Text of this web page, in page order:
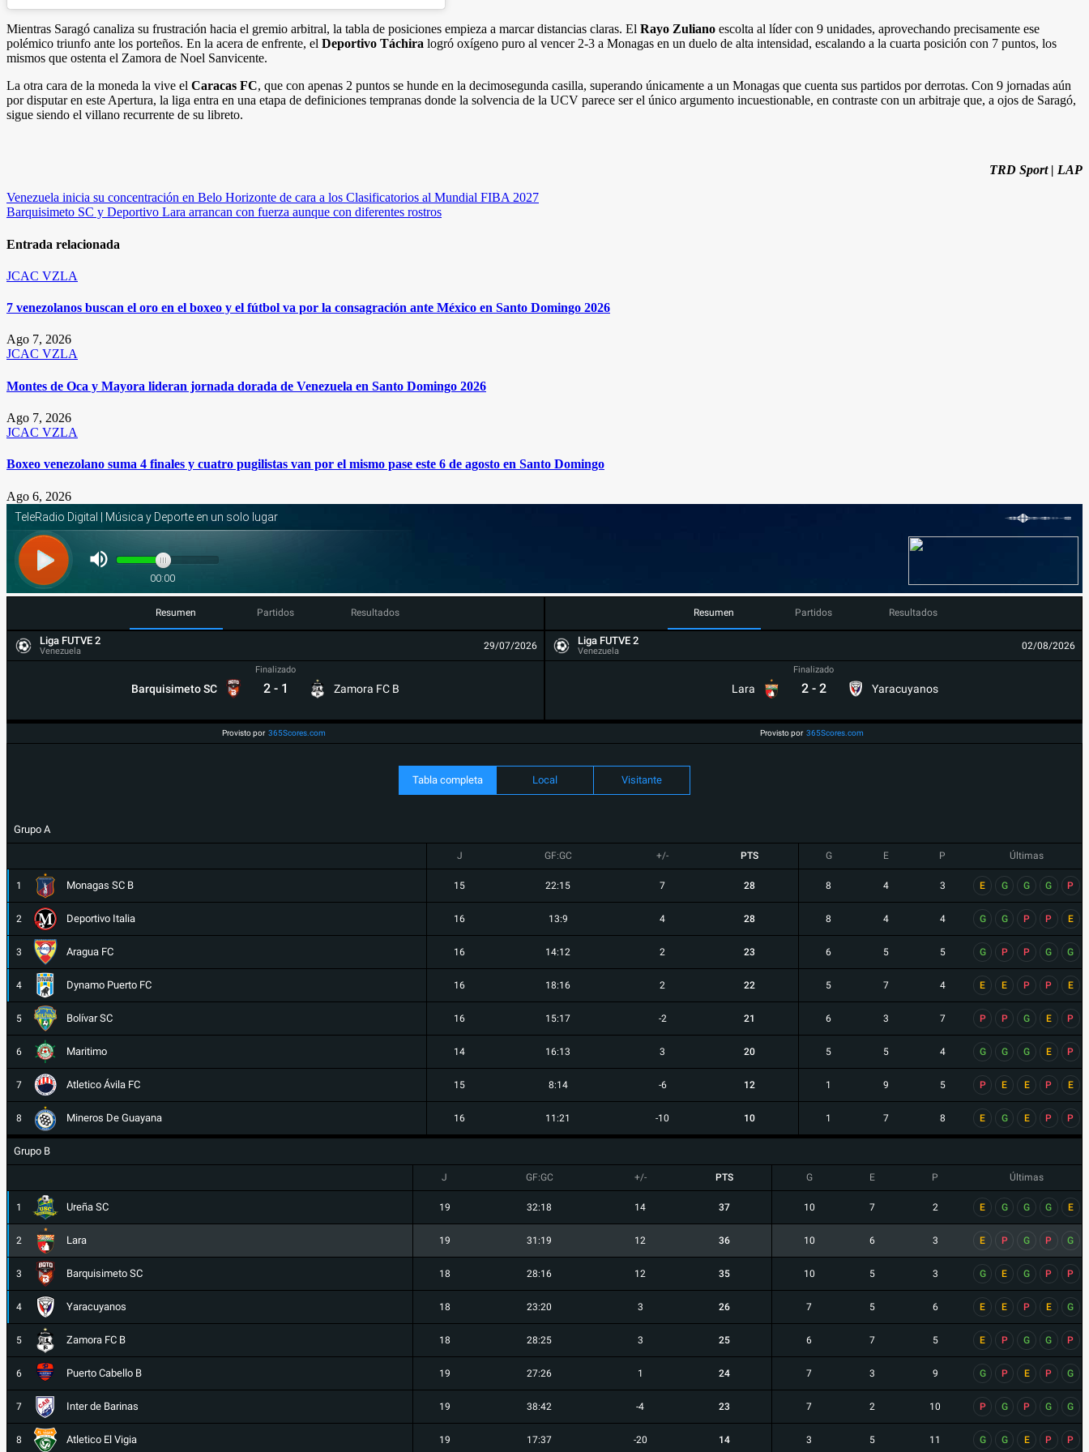
Mientras Saragó canaliza su frustración hacia el gremio arbitral, la tabla de posiciones empieza a marcar distancias claras. El Rayo Zuliano escolta al líder con 9 unidades, aprovechando precisamente ese
polémico triunfo ante los porteños. En la acera de enfrente, el Deportivo Táchira logró oxígeno puro al vencer 2-3 a Monagas en un duelo de alta intensidad, escalando a la cuarta posición con 7 puntos, los
mismos que ostenta el Zamora de Noel Sanvicente.
La otra cara de la moneda la vive el Caracas FC, que con apenas 2 puntos se hunde en la decimosegunda casilla, superando únicamente a un Monagas que cuenta sus partidos por derrotas. Con 9 jornadas aún
por disputar en este Apertura, la liga entra en una etapa de definiciones tempranas donde la solvencia de la UCV parece ser el único argumento incuestionable, en contraste con un arbitraje que, a ojos de Saragó,
sigue siendo el villano recurrente de su libreto.
TRD Sport | LAP
Navegación
de
entradas
Venezuela inicia su concentración en Belo Horizonte de cara a los Clasificatorios al Mundial FIBA 2027
Barquisimeto SC y Deportivo Lara arrancan con fuerza aunque con diferentes rostros
Entrada relacionada
JCAC VZLA
7 venezolanos buscan el oro en el boxeo y el fútbol va por la consagración ante México en Santo Domingo 2026
Ago 7, 2026
JCAC VZLA
Montes de Oca y Mayora lideran jornada dorada de Venezuela en Santo Domingo 2026
Ago 7, 2026
JCAC VZLA
Boxeo venezolano suma 4 finales y cuatro pugilistas van por el mismo pase este 6 de agosto en Santo Domingo
Ago 6, 2026
Resumen Partidos Resultados
Liga FUTVE 2
Venezuela 29/07/2026
Barquisimeto SC
Finalizado
2 - 1 Zamora FC B
Provisto por 365Scores.com
Resumen Partidos Resultados
Liga FUTVE 2
Venezuela 02/08/2026
Lara
Finalizado
2 - 2 Yaracuyanos
Provisto por 365Scores.com
Tabla completa Local Visitante
Grupo A
J GF:GC +/- PTS G E P Últimas
1 Monagas SC B 15 22:15 7 28 8 4 3 E G G G P
2 Deportivo Italia 16 13:9 4 28 8 4 4 G G P P E
3 Aragua FC 16 14:12 2 23 6 5 5 G P P G G
4 Dynamo Puerto FC 16 18:16 2 22 5 7 4 E E P P E
5 Bolívar SC 16 15:17 -2 21 6 3 7 P P G E P
6 Maritimo 14 16:13 3 20 5 5 4 G G G E P
7 Atletico Ávila FC 15 8:14 -6 12 1 9 5 P E E P E
8 Mineros De Guayana 16 11:21 -10 10 1 7 8 E G E P P
Grupo B
J GF:GC +/- PTS G E P Últimas
1 Ureña SC 19 32:18 14 37 10 7 2 E G G G E
2 Lara 19 31:19 12 36 10 6 3 E P G P G
3 Barquisimeto SC 18 28:16 12 35 10 5 3 G E G P P
4 Yaracuyanos 18 23:20 3 26 7 5 6 E E P E G
5 Zamora FC B 18 28:25 3 25 6 7 5 E P G G P
6 Puerto Cabello B 19 27:26 1 24 7 3 9 G P E P G
7 Inter de Barinas 19 38:42 -4 23 7 2 10 P G P G G
8 Atletico El Vigia 19 17:37 -20 14 3 5 11 G G E P P